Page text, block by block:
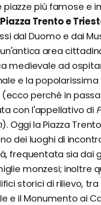
piazze più famose e
Piazza Trento e
dal Duomo e dai
area
medievale ad
e la popolarissima
(ecco perché in
con l'appellativo di
). Oggi la Piazza
dei luoghi di
frequentata sia dai
monzesi; inoltre
storici di rilievo, tra
e il Monumento ai